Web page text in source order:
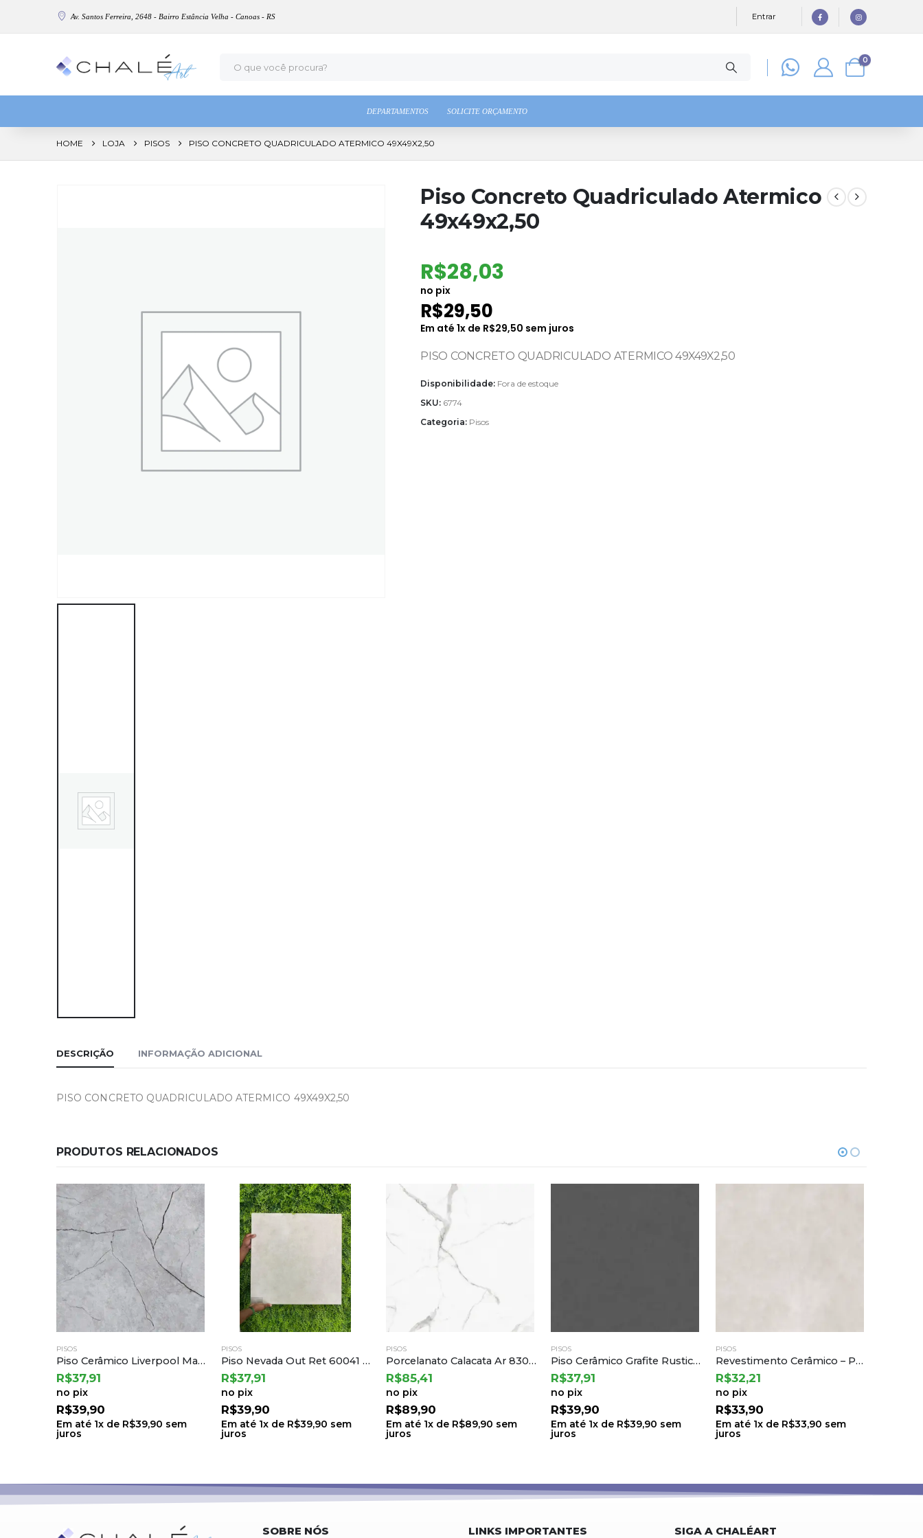
Av. Santos Ferreira, 2648 - Bairro Estância Velha - Canoas - RS Entrar
0
DEPARTAMENTOS SOLICITE ORÇAMENTO
HOME LOJA PISOS PISO CONCRETO QUADRICULADO ATERMICO 49X49X2,50
Piso Concreto Quadriculado Atermico
49x49x2,50
R$28,03
no pix
R$29,50
Em até 1x de R$29,50 sem juros
PISO CONCRETO QUADRICULADO ATERMICO 49X49X2,50
Disponibilidade: Fora de estoque
SKU: 6774
Categoria: Pisos
DESCRIÇÃO INFORMAÇÃO ADICIONAL
PISO CONCRETO QUADRICULADO ATERMICO 49X49X2,50
PRODUTOS RELACIONADOS
PISOS
Piso Nevada Out Ret 60041 60×60 a Embramaco (2,52) T.71 C.6 L.0508
R$37,91
no pix
R$39,90
Em até 1x de R$39,90 sem
juros
PISOS
Porcelanato Calacata Ar 83002 83×83 a Damme
R$85,41
no pix
R$89,90
Em até 1x de R$89,90 sem
juros
PISOS
Piso Cerâmico Grafite Rustico Ret 75,5×75,5 a Cedasa
R$37,91
no pix
R$39,90
Em até 1x de R$39,90 sem
juros
PISOS
Revestimento Cerâmico – Patmos Gray 68×68 | Cejatel
R$32,21
no pix
R$33,90
Em até 1x de R$33,90 sem
juros
PISOS
Porc Gran Milan Off Wh Acet – Ct620697 62×122 a Castelli (2,28) B.6 Ton.71 Lt.0005
R$94,91
no pix
R$99,90
Em até 1x de R$99,90 sem
juros
SOBRE NÓS LINKS IMPORTANTES SIGA A CHALÉART